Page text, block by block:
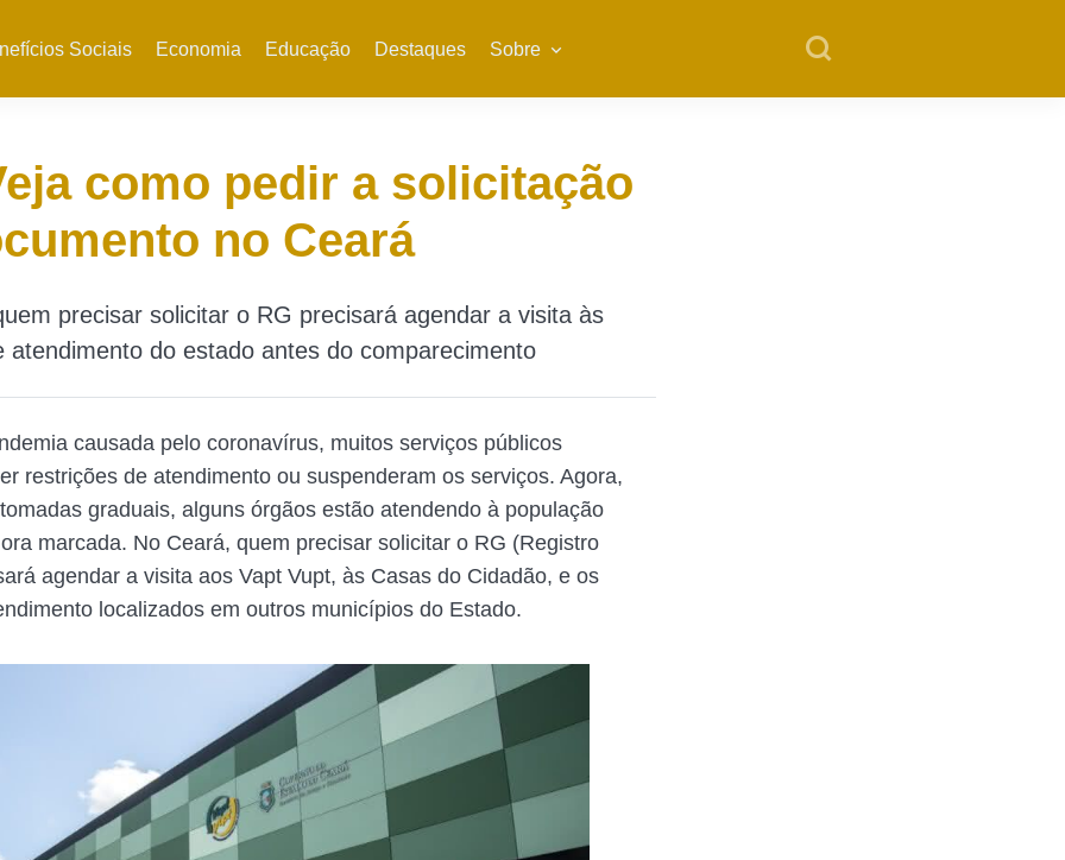
Sociais Economia Educação Destaques Sobre
como pedir a solicitação
no Ceará
precisar solicitar o RG precisará agendar a visita às
atendimento do estado antes do comparecimento
causada pelo coronavírus, muitos serviços públicos
restrições de atendimento ou suspenderam os serviços. Agora,
graduais, alguns órgãos estão atendendo à população
marcada. No Ceará, quem precisar solicitar o RG (Registro
agendar a visita aos Vapt Vupt, às Casas do Cidadão, e os
localizados em outros municípios do Estado.